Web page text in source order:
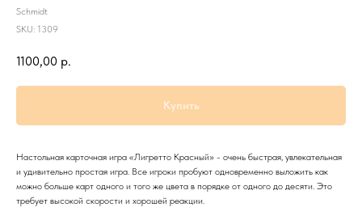
Schmidt
SKU: 1309
1100,00 р.
Купить
Настольная карточная игра «Лигретто Красный» - очень быстрая, увлекательная
и удивительно простая игра. Все игроки пробуют одновременно выложить как
можно больше карт одного и того же цвета в порядке от одного до десяти. Это
требует высокой скорости и хорошей реакции.